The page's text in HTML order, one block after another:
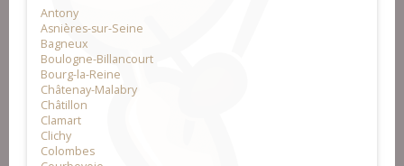
Antony
Asnières-sur-Seine
Bagneux
Boulogne-Billancourt
Bourg-la-Reine
Châtenay-Malabry
Châtillon
Clamart
Clichy
Colombes